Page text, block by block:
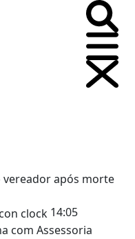
vereador após morte
14:05
com Assessoria